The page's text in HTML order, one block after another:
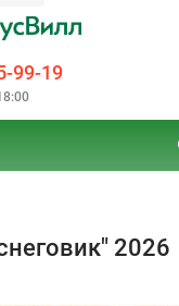
99-19
2026